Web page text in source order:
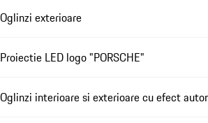
Oglinzi exterioare
Proiectie LED logo "PORSCHE"
Oglinzi interioare si exterioare cu efect